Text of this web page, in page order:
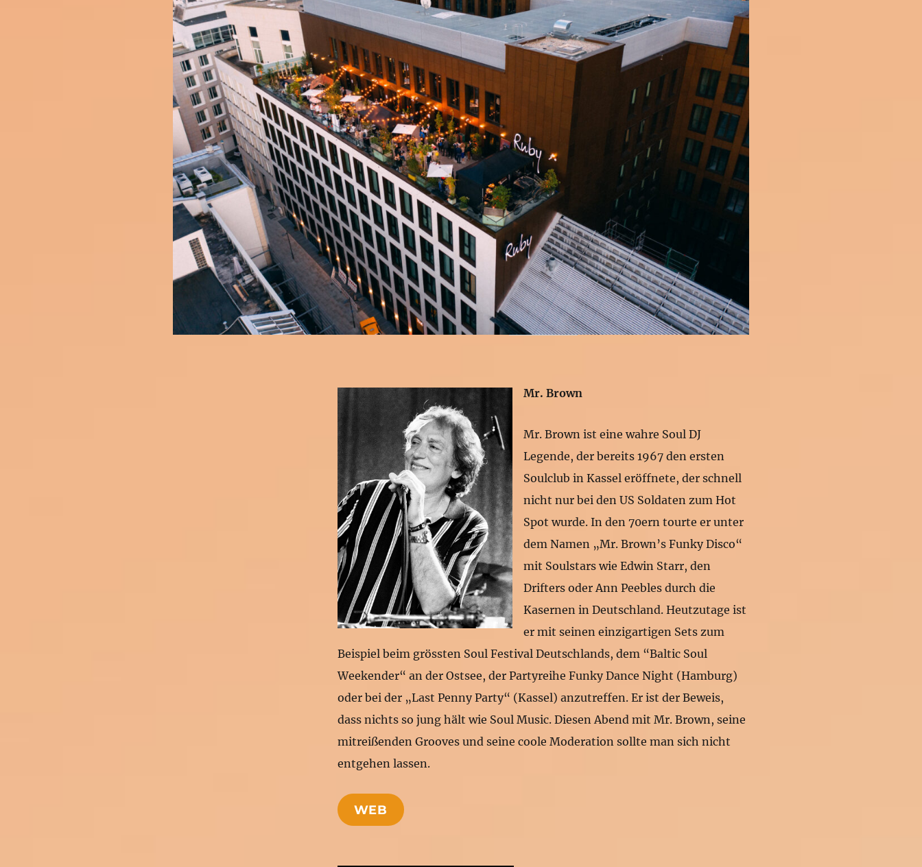
Mr. Brown
Mr. Brown ist eine wahre Soul DJ
Legende, der bereits 1967 den ersten
Soulclub in Kassel eröffnete, der schnell
nicht nur bei den US Soldaten zum Hot
Spot wurde. In den 70ern tourte er unter
dem Namen „Mr. Brown’s Funky Disco“
mit Soulstars wie Edwin Starr, den
Drifters oder Ann Peebles durch die
Kasernen in Deutschland. Heutzutage ist
er mit seinen einzigartigen Sets zum
Beispiel beim grössten Soul Festival Deutschlands, dem “Baltic Soul
Weekender“ an der Ostsee, der Partyreihe Funky Dance Night (Hamburg)
oder bei der „Last Penny Party“ (Kassel) anzutreffen. Er ist der Beweis,
dass nichts so jung hält wie Soul Music. Diesen Abend mit Mr. Brown, seine
mitreißenden Grooves und seine coole Moderation sollte man sich nicht
entgehen lassen.
WEB